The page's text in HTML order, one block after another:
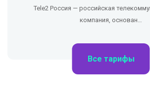
Tele2 Россия — российская
компания, основан…
Все тарифы